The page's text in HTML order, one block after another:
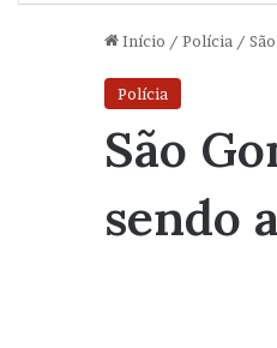
Início / Polícia /
Polícia
São
sendo